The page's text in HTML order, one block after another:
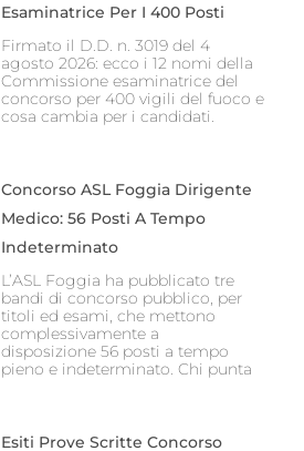
Esaminatrice Per I 400 Posti
Firmato il D.D. n. 3019 del 4
agosto 2026: ecco i 12 nomi della
Commissione esaminatrice del
concorso per 400 vigili del fuoco e
cosa cambia per i candidati.
Concorso ASL Foggia Dirigente
Medico: 56 Posti A Tempo
Indeterminato
L’ASL Foggia ha pubblicato tre
bandi di concorso pubblico, per
titoli ed esami, che mettono
complessivamente a
disposizione 56 posti a tempo
pieno e indeterminato. Chi punta
Esiti Prove Scritte Concorso